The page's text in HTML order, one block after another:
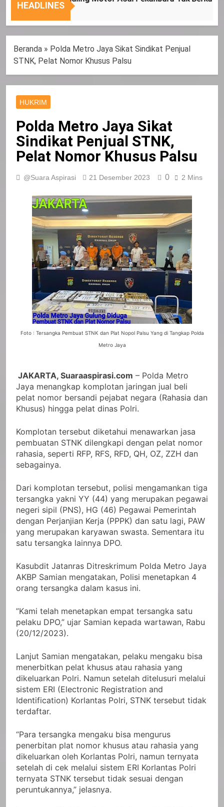
Nasional
Tepat
HEADLINES
Beranda » Polda Metro Jaya Sikat Sindikat Penjual
STNK, Pelat Nomor Khusus Palsu
HUKRIM
Polda Metro Jaya Sikat
Sindikat Penjual STNK,
Pelat Nomor Khusus Palsu
@Suara Aspirasi 21 Desember 2023 0 2 Mins
Foto : Tersangka Pembuat STNK dan Plat Nopol Palsu Yang di Tangkap Polda
Metro Jaya
JAKARTA, Suaraaspirasi.com – Polda Metro
Jaya menangkap komplotan jaringan jual beli
pelat nomor bersandi pejabat negara (Rahasia dan
Khusus) hingga pelat dinas Polri.
Komplotan tersebut diketahui menawarkan jasa
pembuatan STNK dilengkapi dengan pelat nomor
rahasia, seperti RFP, RFS, RFD, QH, OZ, ZZH dan
sebagainya.
Dari komplotan tersebut, polisi mengamankan tiga
tersangka yakni YY (44) yang merupakan pegawai
negeri sipil (PNS), HG (46) Pegawai Pemerintah
dengan Perjanjian Kerja (PPPK) dan satu lagi, PAW
yang merupakan karyawan swasta. Sementara itu
satu tersangka lainnya DPO.
Kasubdit Jatanras Ditreskrimum Polda Metro Jaya
AKBP Samian mengatakan, Polisi menetapkan 4
orang tersangka dalam kasus ini.
”Kami telah menetapkan empat tersangka satu
pelaku DPO,” ujar Samian kepada wartawan, Rabu
(20/12/2023).
Lanjut Samian mengatakan, pelaku mengaku bisa
menerbitkan pelat khusus atau rahasia yang
dikeluarkan Polri. Namun setelah ditelusuri melalui
sistem ERI (Electronic Registration and
Identification) Korlantas Polri, STNK tersebut tidak
terdaftar.
“Para tersangka mengaku bisa mengurus
penerbitan plat nomor khusus atau rahasia yang
dikeluarkan oleh Korlantas Polri, namun ternyata
setelah di cek melalui sistem ERI Korlantas Polri
ternyata STNK tersebut tidak sesuai dengan
peruntukannya,” jelasnya.